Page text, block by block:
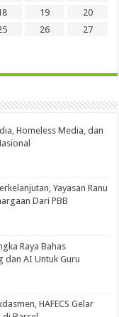
19
20
26
27
Homeless Media, dan
Yayasan Ranu
Dari PBB
Raya Bahas
dan AI Untuk Guru
HAFECS Gelar